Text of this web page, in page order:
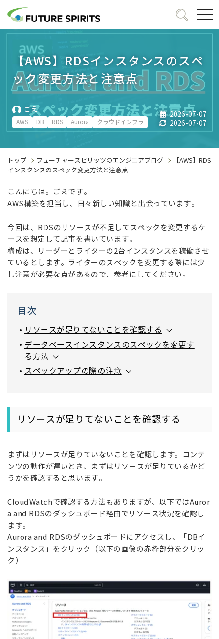
【AWS】RDSインスタンスのスペ
ック変更方法と注意点
ごえ
AWS DB RDS Aurora クラウドインフラ
2026-07-07
2026-07-07
トップ フューチャースピリッツのエンジニアブログ
【AWS】RDS
インスタンスのスペック変更方法と注意点
こんにちは。ごえです。
AWS構築を担当し、日々新しい知識と出会っています。
今回は、RDSのリソースが不足してスペックを変更するケ
ースを想定して記事を書いています。
構成は、リーダーとライターの2台インスタンスを稼働させ
ているとします。ライターのスペックを変更する際には少
し注意が必要な点があるので、参考にしてください。
目次
リソースが足りてないことを確認する
データベースインスタンスのスペックを変更す
る方法
スペックアップの際の注意
リソースが足りてないことを確認する
まずはリソースが足りていないことを確認します。コンテ
ンツの動作が遅いとき、まずはリソースが足りているかど
うかを確認すると思います。
CloudWatchで確認する方法もありますが、以下ではAuror
a and RDSのダッシュボード経由でリソース状況を確認し
ます。
Aurora and RDSのダッシュボードにアクセスし、 「 DBイ
ンスタンス」をクリック（以下の画像の赤枠部分をクリッ
ク）